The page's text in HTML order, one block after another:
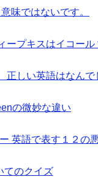
味ではないです。
ープキスはイコール
しい英語はなんで
の微妙な違い
英語で表す１２の
てのクイズ